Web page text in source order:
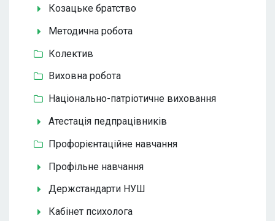
Козацьке братство
Методична робота
Колектив
Виховна робота
Національно-патріотичне виховання
Атестація педпрацівників
Профорієнтаційне навчання
Профільне навчання
Держстандарти НУШ
Кабінет психолога